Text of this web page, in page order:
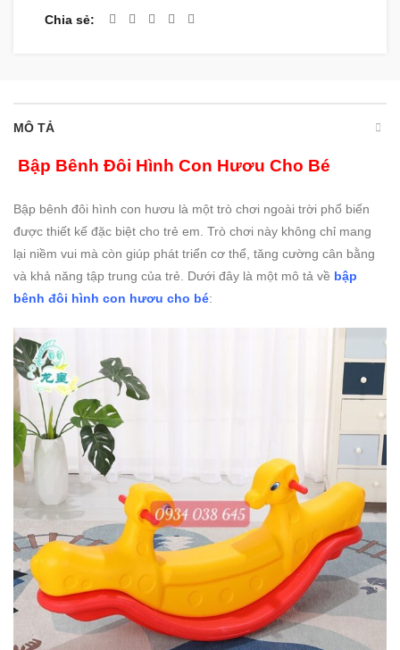
Chia sẻ
MÔ TẢ
Bập Bênh Đôi Hình Con Hươu Cho Bé
Bập bênh đôi hình con hươu là một trò chơi ngoài trời phổ biến
được thiết kế đặc biệt cho trẻ em. Trò chơi này không chỉ mang
lại niềm vui mà còn giúp phát triển cơ thể, tăng cường cân bằng
và khả năng tập trung của trẻ. Dưới đây là một mô tả về bập
bênh đôi hình con hươu cho bé: